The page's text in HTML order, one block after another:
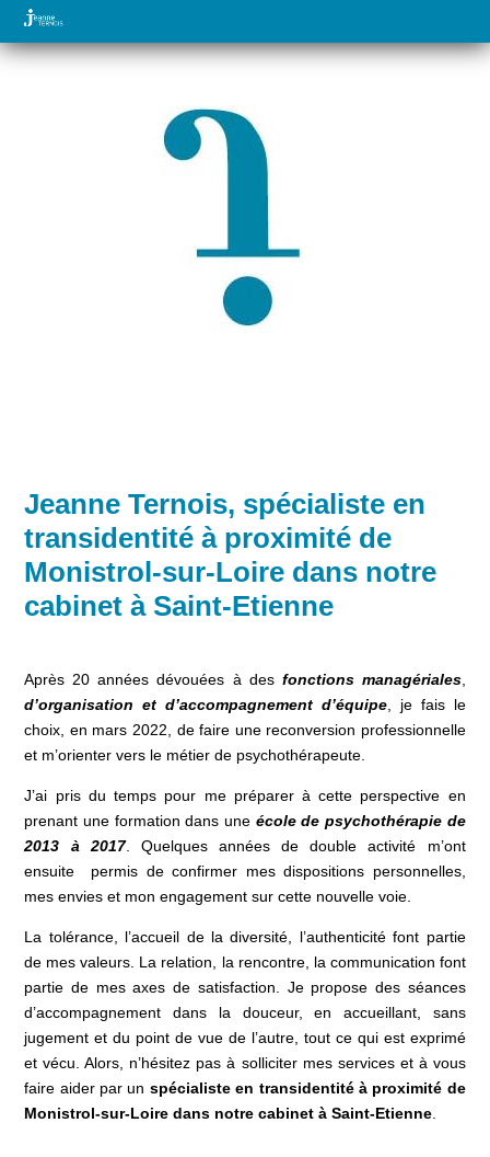
Jeanne Ternois, spécialiste en
transidentité à proximité de
Monistrol-sur-Loire dans notre
cabinet à Saint-Etienne
Après 20 années dévouées à desfonctions managériales,
d’organisation et d’accompagnement d’équipe , je fais le
choix, en mars 2022, de faire une reconversion professionnelle
et m’orienter vers le métier de psychothérapeute.
J’ai pris du temps pour me préparer à cette perspective en
prenant une formation dans une école de psychothérapie de
2013 à 2017. Quelques années de double activité m’ont
ensuite permis de confirmer mes dispositions personnelles,
mes envies et mon engagement sur cette nouvelle voie.
La tolérance, l’accueil de la diversité, l’authenticité font partie
de mes valeurs. La relation, la rencontre, la communication font
partie de mes axes de satisfaction. Je propose des séances
d’accompagnement dans la douceur, en accueillant, sans
jugement et du point de vue de l’autre, tout ce qui est exprimé
et vécu. Alors, n’hésitez pas à solliciter mes services et à vous
faire aider par un spécialiste en transidentité à proximité de
Monistrol-sur-Loire dans notre cabinet à Saint-Etienne